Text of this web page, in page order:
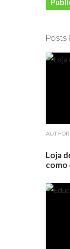
Posts
AUTHOR:
Loja